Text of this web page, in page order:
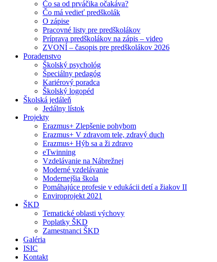
Čo sa od prváčika očakáva?
Čo má vedieť predškolák
O zápise
Pracovné listy pre predškolákov
Príprava predškolákov na zápis – video
ZVONÍ – časopis pre predškolákov 2026
Poradenstvo
Školský psychológ
Špeciálny pedagóg
Kariérový poradca
Školský logopéd
Školská jedáleň
Jedálny lístok
Projekty
Erazmus+ Zlepšenie pohybom
Erazmus+ V zdravom tele, zdravý duch
Erazmus+ Hýb sa a ži zdravo
eTwinning
Vzdelávanie na Nábrežnej
Moderné vzdelávanie
Modernejšia škola
Pomáhajúce profesie v edukácii detí a žiakov II
Enviroprojekt 2021
ŠKD
Tematické oblasti výchovy
Poplatky ŠKD
Zamestnanci ŠKD
Galéria
ISIC
Kontakt